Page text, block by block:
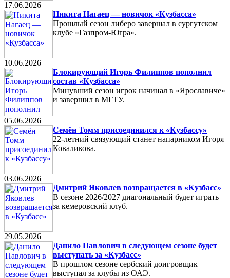
17.06.2026
Никита Нагаец — новичок «Кузбасса»
Прошлый сезон либеро завершал в сургутском
клубе «Газпром-Югра».
10.06.2026
Блокирующий Игорь Филиппов пополнил
состав «Кузбасса»
Минувший сезон игрок начинал в «Ярославиче»
и завершил в МГТУ.
05.06.2026
Семён Томм присоединился к «Кузбассу»
22-летний связующий станет напарником Игоря
Коваликова.
03.06.2026
Дмитрий Яковлев возвращается в «Кузбасс»
В сезоне 2026/2027 диагональный будет играть
за кемеровский клуб.
29.05.2026
Данило Павлович в следующем сезоне будет
выступать за «Кузбасс»
В прошлом сезоне сербский доигровщик
выступал за клубы из ОАЭ.